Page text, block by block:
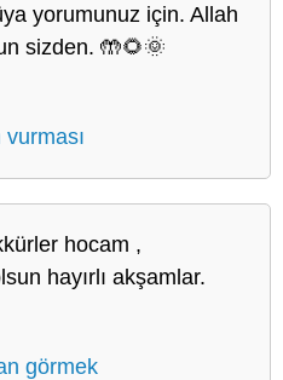
yorumunuz için. Allah
sizden. 🤲🌻🌞
hocam ,
hayırlı akşamlar.
görmek